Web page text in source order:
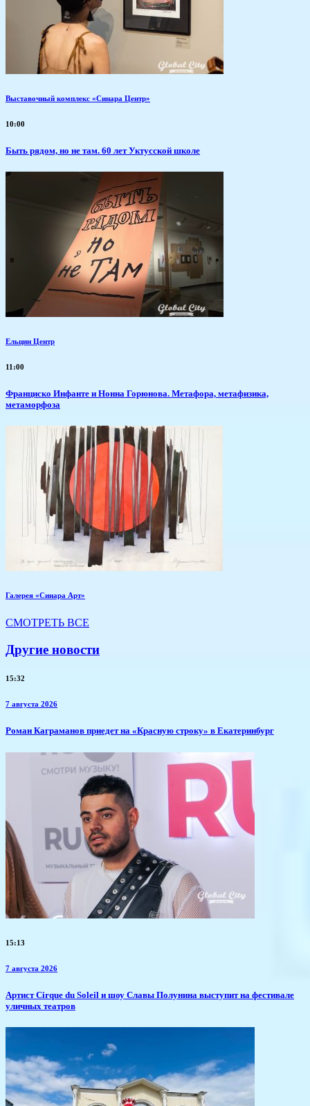
Выставочный комплекс «Синара Центр»
10:00
Быть рядом, но не там. 60 лет Уктусской школе
Ельцин Центр
11:00
Франциско Инфанте и Нонна Горюнова. Метафора, метафизика,
метаморфоза
Галерея «Синара Арт»
СМОТРЕТЬ ВСЕ
Другие новости
15:32
7 августа 2026
​Роман Каграманов приедет на «Красную строку» в Екатеринбург
15:13
7 августа 2026
Артист Cirque du Soleil и шоу Славы Полунина выступит на фестивале
уличных театров